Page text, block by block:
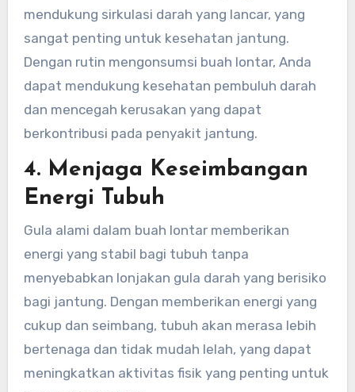
mendukung sirkulasi darah yang lancar, yang
sangat penting untuk kesehatan jantung.
Dengan rutin mengonsumsi buah lontar, Anda
dapat mendukung kesehatan pembuluh darah
dan mencegah kerusakan yang dapat
berkontribusi pada penyakit jantung.
4. Menjaga Keseimbangan
Energi Tubuh
Gula alami dalam buah lontar memberikan
energi yang stabil bagi tubuh tanpa
menyebabkan lonjakan gula darah yang berisiko
bagi jantung. Dengan memberikan energi yang
cukup dan seimbang, tubuh akan merasa lebih
bertenaga dan tidak mudah lelah, yang dapat
meningkatkan aktivitas fisik yang penting untuk